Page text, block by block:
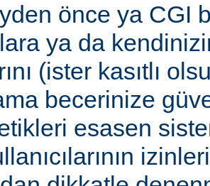
önce ya CGI
ya da
(ister kasıtlı
becerinize
esasen